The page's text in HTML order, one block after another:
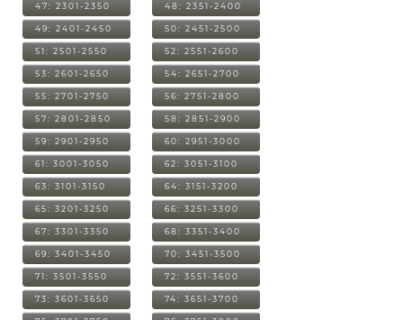
47: 2301-2350 48: 2351-2400
49: 2401-2450 50: 2451-2500
51: 2501-2550 52: 2551-2600
53: 2601-2650 54: 2651-2700
55: 2701-2750 56: 2751-2800
57: 2801-2850 58: 2851-2900
59: 2901-2950 60: 2951-3000
61: 3001-3050 62: 3051-3100
63: 3101-3150 64: 3151-3200
65: 3201-3250 66: 3251-3300
67: 3301-3350 68: 3351-3400
69: 3401-3450 70: 3451-3500
71: 3501-3550 72: 3551-3600
73: 3601-3650 74: 3651-3700